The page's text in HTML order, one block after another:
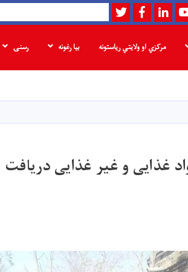
Youtube
LinkedIn
Facebook
Twitter
لټون
مرکزي او ولایتي ریاستونه بیا رغونه رسنۍ
غذایی و غیر غذایی دریافت